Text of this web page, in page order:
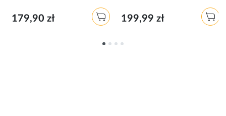
179,90 zł 199,99 zł